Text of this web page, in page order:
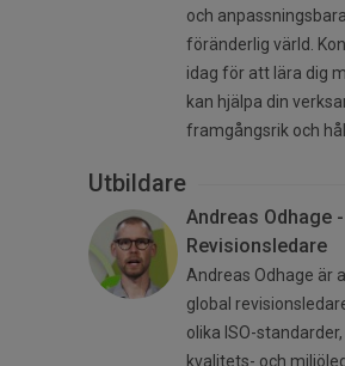
och
föränderlig värld.
idag för att lära dig
kan hjälpa din
framgångsrik och
Utbildare
Andreas Odhage -
Revisionsledare
Andreas Odhage är
global
olika ISO-
kvalitets- och